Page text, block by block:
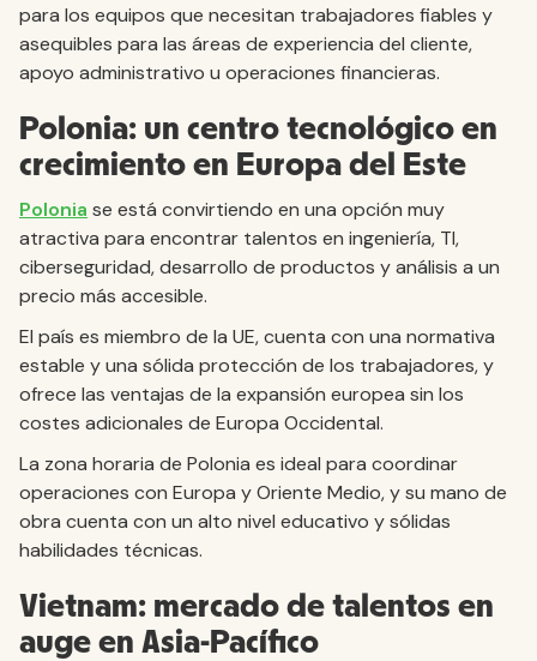
para los equipos que necesitan trabajadores fiables y
asequibles para las áreas de experiencia del cliente,
apoyo administrativo u operaciones financieras.
Polonia: un centro tecnológico en
crecimiento en Europa del Este
Polonia se está convirtiendo en una opción muy
atractiva para encontrar talentos en ingeniería, TI,
ciberseguridad, desarrollo de productos y análisis a un
precio más accesible.
El país es miembro de la UE, cuenta con una normativa
estable y una sólida protección de los trabajadores, y
ofrece las ventajas de la expansión europea sin los
costes adicionales de Europa Occidental.
La zona horaria de Polonia es ideal para coordinar
operaciones con Europa y Oriente Medio, y su mano de
obra cuenta con un alto nivel educativo y sólidas
habilidades técnicas.
Vietnam: mercado de talentos en
auge en Asia-Pacífico